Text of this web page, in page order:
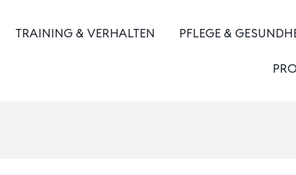
TRAINING & VERHALTEN PFLEGE &